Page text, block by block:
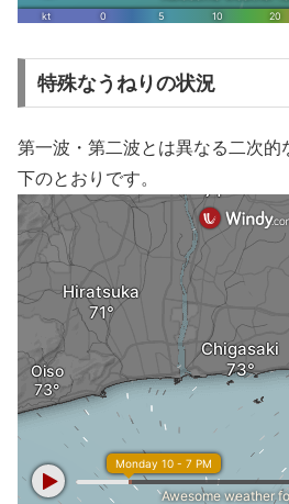
特殊なうねりの状況
第一波・第二波とは異なる二次的
下のとおりです。